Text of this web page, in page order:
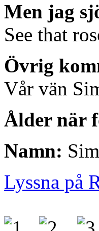
Men jag
See that
Övrig
Vår vän
Ålder när
Namn:
Lyssna på